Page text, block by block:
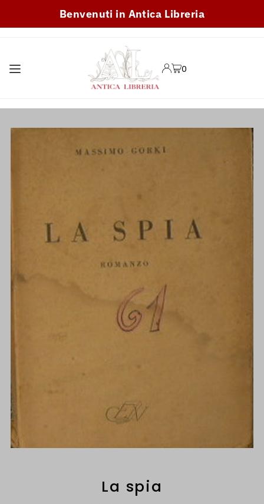
TRANSLATION MISSING:
Benvenuti in Antica Libreria
0
La spia